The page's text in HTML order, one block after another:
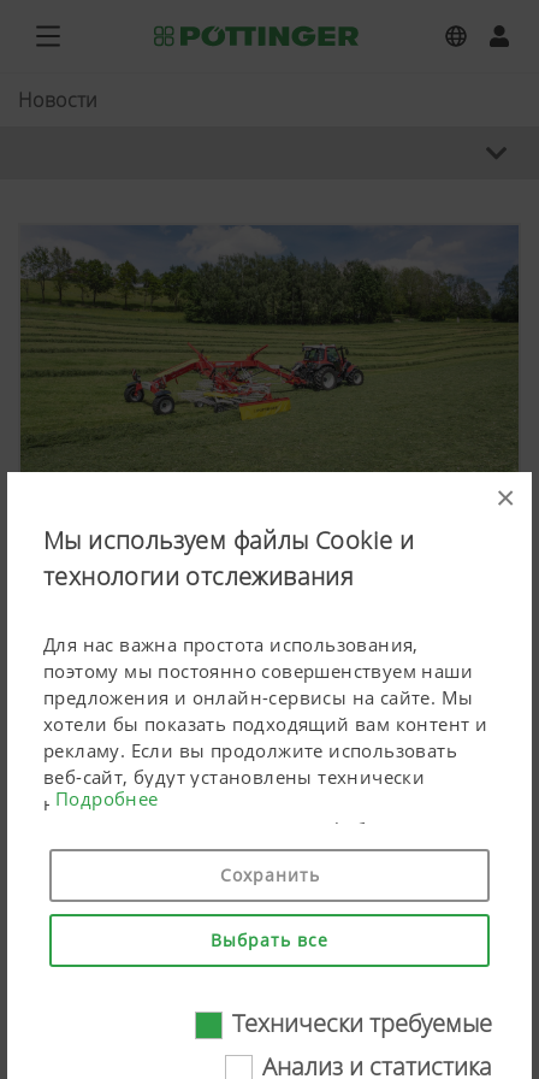
×
Мы используем файлы Cookie и
технологии отслеживания
Для нас важна простота использования,
поэтому мы постоянно совершенствуем наши
предложения и онлайн-сервисы на сайте. Мы
хотели бы показать подходящий вам контент и
рекламу. Если вы продолжите использовать
веб-сайт, будут установлены технически
необходимые файлы cookie. Персональные
маркетинговые продукты Google будут
использовать файлы cookie только в том
случае, если вы дадите свое согласие («согласен
на все»). Вы также можете выполнить
индивидуальные настройки, используя
перечисленные поля для галочки.
Подробнее
Сохранить
Выбрать все
Технически требуемые
Анализ и статистика
Новости
TOP VT 6820 S и TOP VT 7620 S
01.08.2024
гарантируют лучший результат